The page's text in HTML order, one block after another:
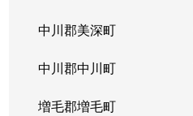
中川郡美深町
中川郡中川町
増毛郡増毛町